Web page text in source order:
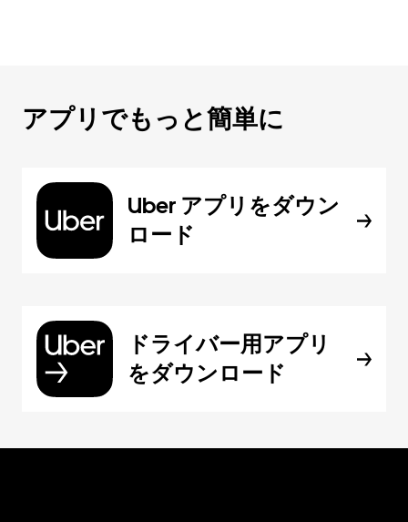
アプリでもっと簡単に
Uber アプリをダウン
ロード
ドライバー用アプリ
をダウンロード